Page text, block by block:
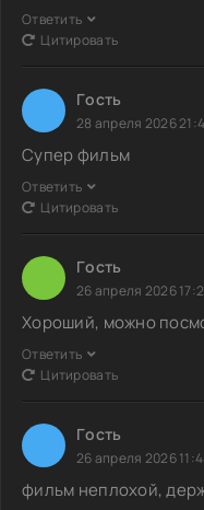
Ответить
Цитировать
Гoсть
28 апреля 2026
Супер фильм
Ответить
Цитировать
Гoсть
26 апреля 2026
Хороший, можно
Ответить
Цитировать
Гoсть
26 апреля 2026
фильм неплохой,